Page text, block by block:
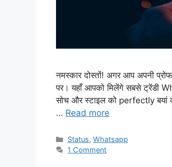
नमस्कार दोस्तों! अगर आप अपनी
पर। यहाँ आपको मिलेंगे सबसे ट्रेंडी
सोच और स्टाइल को perfectly
… Read more
Categories
Status,Whatsapp
1 Comment